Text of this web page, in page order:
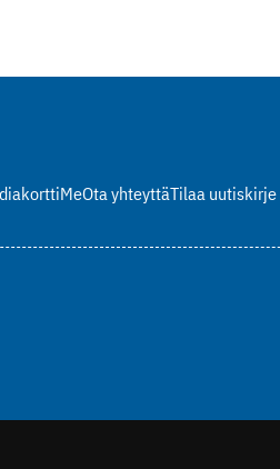
MeOta yhteyttäTilaa uutiskirje